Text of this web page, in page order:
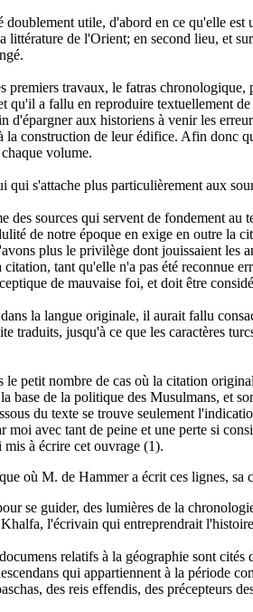
doublement utile, d'abord en ce qu'elle
littérature de l'Orient; en second lieu, et
premiers travaux, le fatras
qu'il a fallu en reproduire textuellement
d'épargner aux historiens à venir les
la construction de leur édifice. Afin donc
volume.
qui s'attache plus particulièrement aux
des sources qui servent de fondement
de notre époque en exige en outre la
plus le privilège dont jouissaient les
citation, tant qu'elle n'a pas été reconnue
de mauvaise foi, et doit être
la langue originale, il aurait fallu
traduits, jusqu'à ce que les caractères
le petit nombre de cas où la citation
base de la politique des Musulmans, et
du texte se trouve seulement
moi avec tant de peine et une perte si
à écrire cet ouvrage (1).
où M. de Hammer a écrit ces lignes,
se guider, des lumières de la
l'écrivain qui entreprendrait
relatifs à la géographie sont cités
qui appartiennent à la période
des reis effendis, des précepteurs